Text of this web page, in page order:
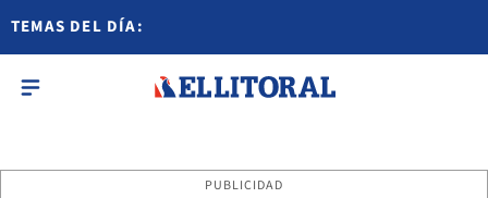
TEMAS DEL DÍA:
PUBLICIDAD